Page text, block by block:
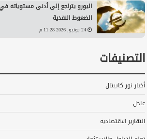
اليورو يتراجع إلى أدنى مستوياته
الضغوط النقدية
24 يونيو, 2026 11:28 م
التصنيفات
أخبار نور كابيتال
عاجل
التقارير الاقتصادية